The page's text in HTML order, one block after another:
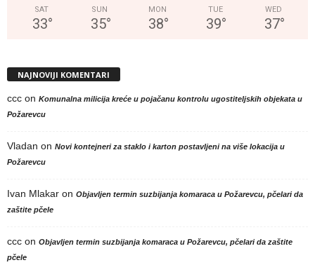
SAT
33°
SUN
35°
MON
38°
TUE
39°
WED
37°
NAJNOVIJI KOMENTARI
ccc on Komunalna milicija kreće u pojačanu kontrolu ugostiteljskih objekata u
Požarevcu
Vladan on Novi kontejneri za staklo i karton postavljeni na više lokacija u
Požarevcu
Ivan Mlakar on Objavljen termin suzbijanja komaraca u Požarevcu, pčelari da
zaštite pčele
ccc on Objavljen termin suzbijanja komaraca u Požarevcu, pčelari da zaštite
pčele